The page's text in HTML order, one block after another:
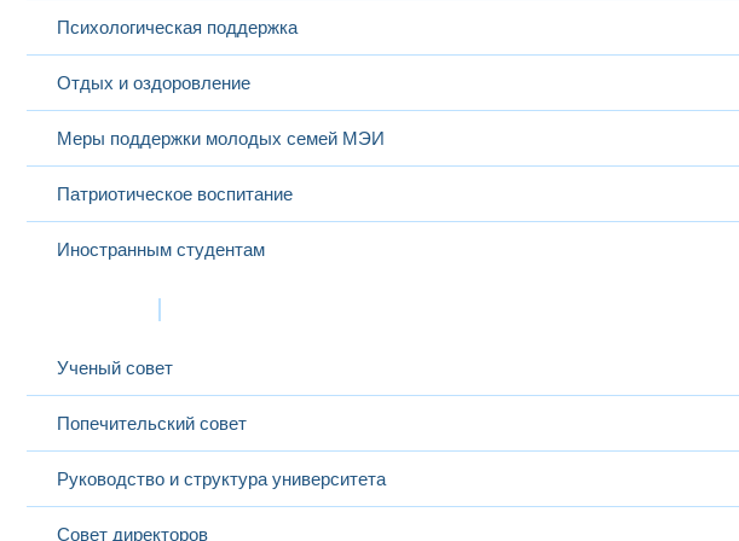
Психологическая поддержка
Отдых и оздоровление
Меры поддержки молодых семей МЭИ
Патриотическое воспитание
Иностранным студентам
Ученый совет
Попечительский совет
Руководство и структура университета
Совет директоров